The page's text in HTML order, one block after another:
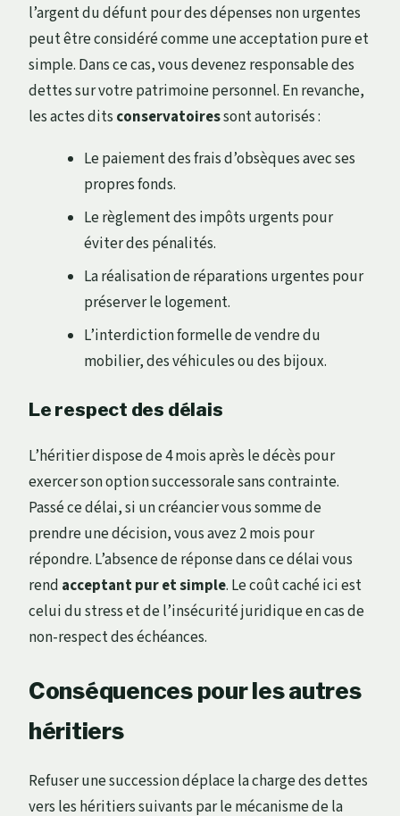
l’argent du défunt pour des dépenses non urgentes
peut être considéré comme une acceptation pure et
simple. Dans ce cas, vous devenez responsable des
dettes sur votre patrimoine personnel. En revanche,
les actes dits conservatoiressont autorisés :
Le paiement des frais d’obsèques avec ses
propres fonds.
Le règlement des impôts urgents pour
éviter des pénalités.
La réalisation de réparations urgentes pour
préserver le logement.
L’interdiction formelle de vendre du
mobilier, des véhicules ou des bijoux.
Le respect des délais
L’héritier dispose de 4 mois après le décès pour
exercer son option successorale sans contrainte.
Passé ce délai, si un créancier vous somme de
prendre une décision, vous avez 2 mois pour
répondre. L’absence de réponse dans ce délai vous
rend acceptant pur et simple. Le coût caché ici est
celui du stress et de l’insécurité juridique en cas de
non-respect des échéances.
Conséquences pour les autres
héritiers
Refuser une succession déplace la charge des dettes
vers les héritiers suivants par le mécanisme de la